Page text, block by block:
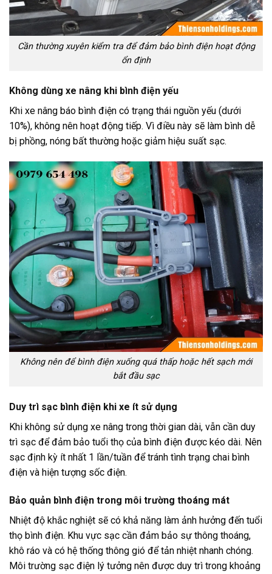
Cần thường xuyên kiểm tra để đảm bảo bình điện hoạt động
ổn định
Không dùng xe nâng khi bình điện yếu
Khi xe nâng báo bình điện có trạng thái nguồn yếu (dưới
10%), không nên hoạt động tiếp. Vì điều này sẽ làm bình dễ
bị phồng, nóng bất thường hoặc giảm hiệu suất sạc.
Không nên để bình điện xuống quá thấp hoặc hết sạch mới
bắt đầu sạc
Duy trì sạc bình điện khi xe ít sử dụng
Khi không sử dụng xe nâng trong thời gian dài, vẫn cần duy
trì sạc để đảm bảo tuổi thọ của bình điện được kéo dài. Nên
sạc định kỳ ít nhất 1 lần/tuần để tránh tình trạng chai bình
điện và hiện tượng sốc điện.
Bảo quản bình điện trong môi trường thoáng mát
Nhiệt độ khắc nghiệt sẽ có khả năng làm ảnh hưởng đến tuổi
thọ bình điện. Khu vực sạc cần đảm bảo sự thông thoáng,
khô ráo và có hệ thống thông gió để tản nhiệt nhanh chóng.
Môi trường sạc điện lý tưởng nên được duy trì trong khoảng